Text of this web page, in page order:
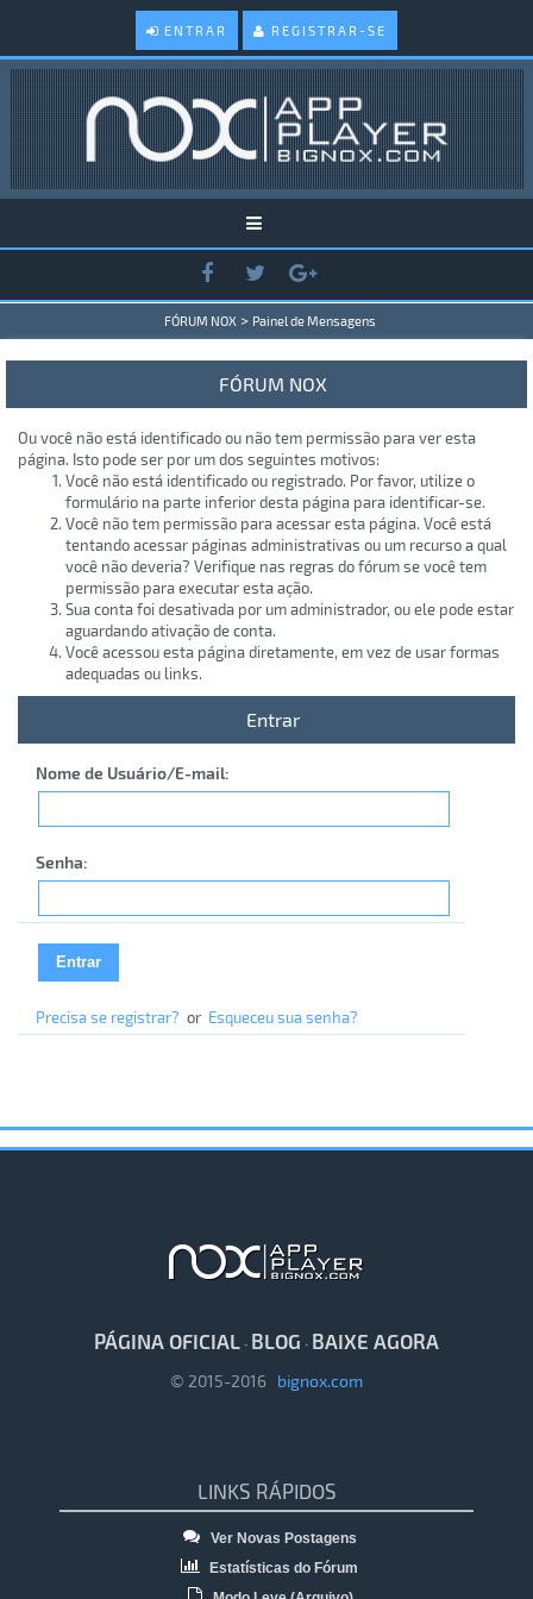
ENTRAR REGISTRAR-SE
FÓRUM NOX > Painel de Mensagens
FÓRUM NOX
Ou você não está identificado ou não tem permissão para ver esta
página. Isto pode ser por um dos seguintes motivos:
Você não está identificado ou registrado. Por favor, utilize o
formulário na parte inferior desta página para identificar-se.
Você não tem permissão para acessar esta página. Você está
tentando acessar páginas administrativas ou um recurso a qual
você não deveria? Verifique nas regras do fórum se você tem
permissão para executar esta ação.
Sua conta foi desativada por um administrador, ou ele pode estar
aguardando ativação de conta.
Você acessou esta página diretamente, em vez de usar formas
adequadas ou links.
Entrar
Nome de Usuário/E-mail:
Senha:
Precisa se registrar? or Esqueceu sua senha?
PÁGINA OFICIAL · BLOG · BAIXE AGORA
© 2015-2016 bignox.com
LINKS RÁPIDOS
Ver Novas Postagens
Estatísticas do Fórum